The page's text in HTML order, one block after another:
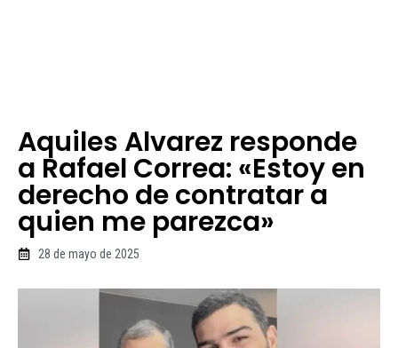
Aquiles Alvarez responde
a Rafael Correa: «Estoy en
derecho de contratar a
quien me parezca»
28 de mayo de 2025